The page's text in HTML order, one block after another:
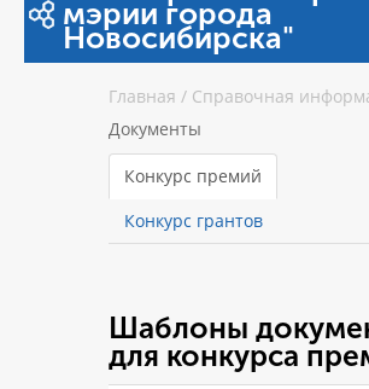
мэрии города
Новосибирска"
Главная / Справочная
Документы
Конкурс премий
Конкурс грантов
Шаблоны
для конкурса